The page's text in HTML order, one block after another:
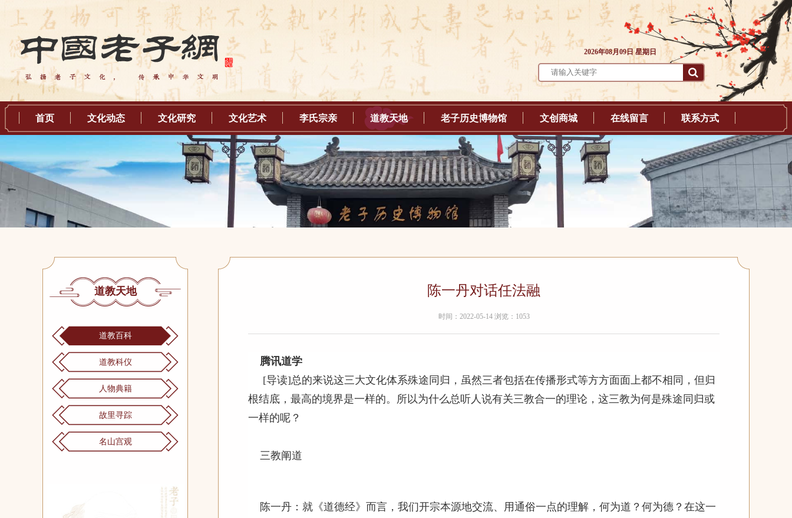
2026年08月09日 星期日
首页 文化动态 文化研究 文化艺术 李氏宗亲 道教天地 老子历史博物馆 文创商城 在线留言 联系方式
道教天地
道教百科
道教科仪
人物典籍
故里寻踪
名山宫观
陈一丹对话任法融
时间：2022-05-14 浏览：1053
腾讯道学
[导读]总的来说这三大文化体系殊途同归，虽然三者包括在传播形式等方方面面上都不相同，但归
根结底，最高的境界是一样的。所以为什么总听人说有关三教合一的理论，这三教为何是殊途同归或
一样的呢？
三教阐道
陈一丹：就《道德经》而言，我们开宗本源地交流、用通俗一点的理解，何为道？何为德？在这一